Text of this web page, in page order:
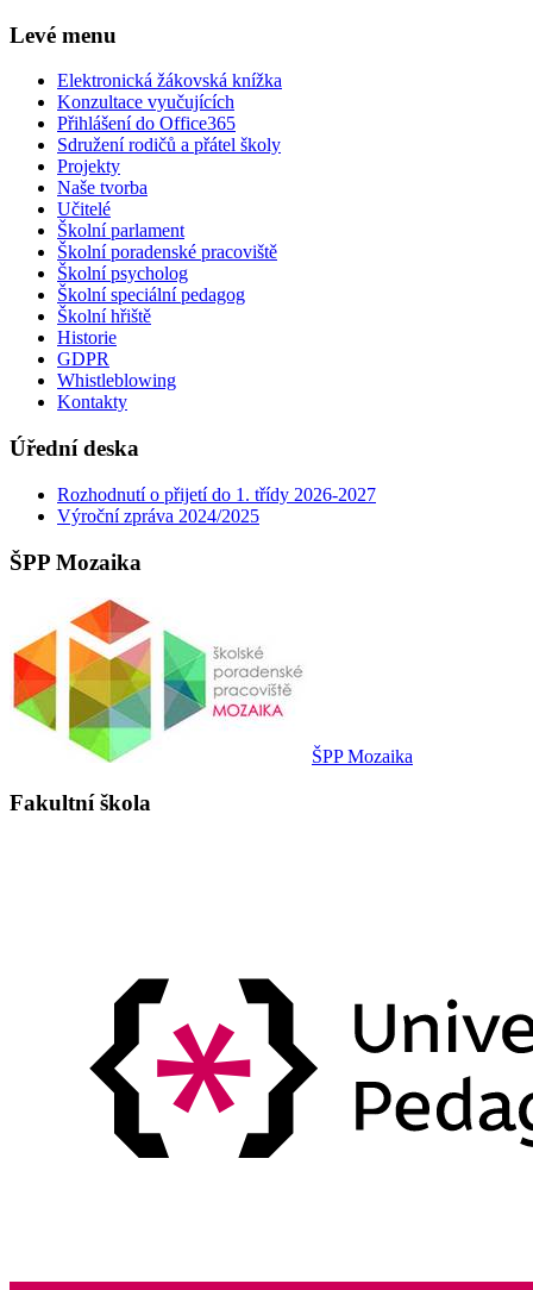
Levé menu
Elektronická žákovská knížka
Konzultace vyučujících
Přihlášení do Office365
Sdružení rodičů a přátel školy
Projekty
Naše tvorba
Učitelé
Školní parlament
Školní poradenské pracoviště
Školní psycholog
Školní speciální pedagog
Školní hřiště
Historie
GDPR
Whistleblowing
Kontakty
Úřední deska
Rozhodnutí o přijetí do 1. třídy 2026-2027
Výroční zpráva 2024/2025
ŠPP Mozaika
ŠPP Mozaika
Fakultní škola